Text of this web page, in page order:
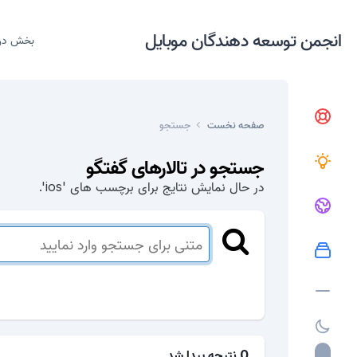
انجمن توسعه دهندگان موبایل بخش
صفحه نخست جستجو
جستجو در تالارهای گفتگو
در حال نمایش نتایج برای برچسب های 'ios'.